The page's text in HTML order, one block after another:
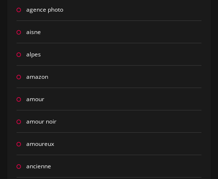
agence photo
aisne
alpes
amazon
amour
amour noir
amoureux
ancienne